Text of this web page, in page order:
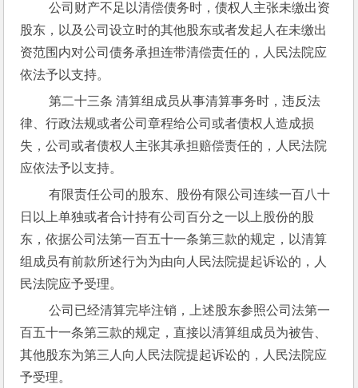
公司财产不足以清偿债务时，债权人主张未缴出资
股东，以及公司设立时的其他股东或者发起人在未缴出
资范围内对公司债务承担连带清偿责任的，人民法院应
依法予以支持。
第二十三条 清算组成员从事清算事务时，违反法
律、行政法规或者公司章程给公司或者债权人造成损
失，公司或者债权人主张其承担赔偿责任的，人民法院
应依法予以支持。
有限责任公司的股东、股份有限公司连续一百八十
日以上单独或者合计持有公司百分之一以上股份的股
东，依据公司法第一百五十一条第三款的规定，以清算
组成员有前款所述行为为由向人民法院提起诉讼的，人
民法院应予受理。
公司已经清算完毕注销，上述股东参照公司法第一
百五十一条第三款的规定，直接以清算组成员为被告、
其他股东为第三人向人民法院提起诉讼的，人民法院应
予受理。